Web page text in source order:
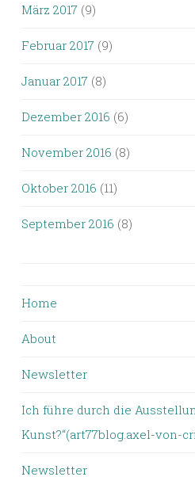
März 2017 (9)
Februar 2017 (9)
Januar 2017 (8)
Dezember 2016 (6)
November 2016 (8)
Oktober 2016 (11)
September 2016 (8)
Home
About
Newsletter
Ich führe durch die
Kunst?“(art77blog.axel-von-
Newsletter